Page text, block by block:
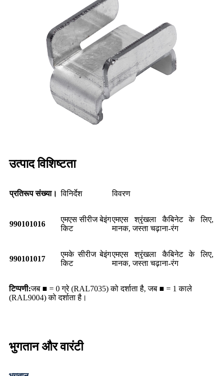
उत्पाद विशिष्टता
प्रतिरूप संख्या। विनिर्देश विवरण
990101016
एमएस सीरीज बेइंग
किट
एमएस श्रृंखला कैबिनेट के लिए,
मानक, जस्ता चढ़ाना-रंग
990101017
एमके सीरीज बेइंग
किट
एमएस श्रृंखला कैबिनेट के लिए,
मानक, जस्ता चढ़ाना-रंग
टिप्पणी:जब ■ = 0 ग्रे (RAL7035) को दर्शाता है, जब ■ = 1 काले
(RAL9004) को दर्शाता है।
भुगतान और वारंटी